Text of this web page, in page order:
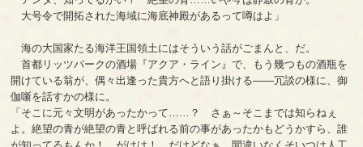
大号令で開拓された海域に海底神殿があるって噂はよ」
海の大国家たる海洋王国領土にはそういう話がごまんと、だ。
首都リッツパークの酒場『アクア・ライン』で、もう幾つもの酒瓶を
開けている翁が、偶々出逢った貴方へと語り掛ける――冗談の様に、御
伽噺を話すかの様に。
「そこに元々文明があったかって……？ さぁ～そこまでは知らねぇ
よ。絶望の青が絶望の青と呼ばれる前の事があったかもどうかすら、誰